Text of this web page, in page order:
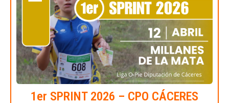
1er SPRINT 2026 – CPO CÁCERES